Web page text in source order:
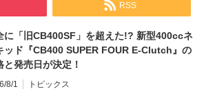
RSS
に「旧CB400SF」を超えた!? 新型400ccネ
ッド『CB400 SUPER FOUR E-Clutch』の
と発売日が決定！
8/1 トピックス